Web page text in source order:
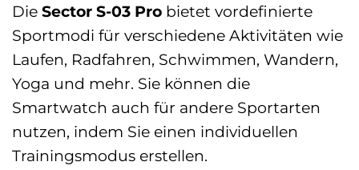
Die Sector S-03 Pro bietet vordefinierte
Sportmodi für verschiedene Aktivitäten wie
Laufen, Radfahren, Schwimmen, Wandern,
Yoga und mehr. Sie können die
Smartwatch auch für andere Sportarten
nutzen, indem Sie einen individuellen
Trainingsmodus erstellen.